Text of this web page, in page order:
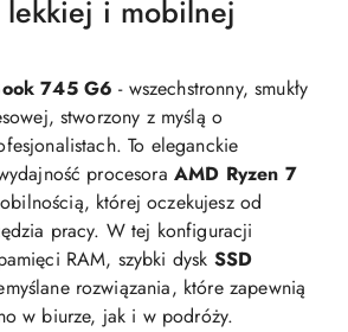
i mobilnej
745 G6- wszechstronny, smukły
stworzony z myślą o
To eleganckie
procesora AMD Ryzen 7
której oczekujesz od
pracy. W tej konfiguracji
RAM, szybki dysk SSD
rozwiązania, które zapewnią
w biurze, jak i w podróży.